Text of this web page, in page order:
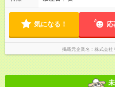
気になる！ 応
掲載元企業名 株式会社